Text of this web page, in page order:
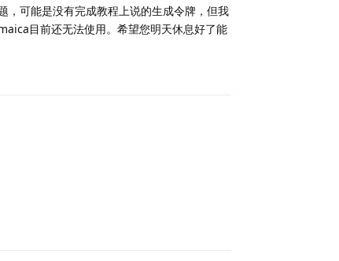
，可能是没有完成教程上说的生成令牌，但我
目前还无法使用。希望您明天休息好了能